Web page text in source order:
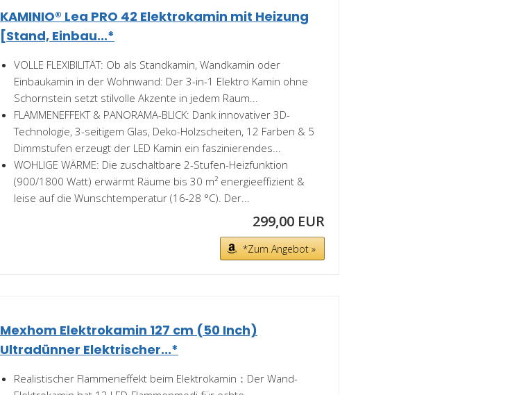
KAMINIO® Lea PRO 42 Elektrokamin mit Heizung
[Stand, Einbau...*
VOLLE FLEXIBILITÄT: Ob als Standkamin, Wandkamin oder
Einbaukamin in der Wohnwand: Der 3-in-1 Elektro Kamin ohne
Schornstein setzt stilvolle Akzente in jedem Raum...
FLAMMENEFFEKT & PANORAMA-BLICK: Dank innovativer 3D-
Technologie, 3-seitigem Glas, Deko-Holzscheiten, 12 Farben & 5
Dimmstufen erzeugt der LED Kamin ein faszinierendes...
WOHLIGE WÄRME: Die zuschaltbare 2-Stufen-Heizfunktion
(900/1800 Watt) erwärmt Räume bis 30 m² energieeffizient &
leise auf die Wunschtemperatur (16-28 °C). Der...
299,00 EUR
*Zum Angebot »
Mexhom Elektrokamin 127 cm (50 Inch)
Ultradünner Elektrischer...*
Realistischer Flammeneffekt beim Elektrokamin：Der Wand-